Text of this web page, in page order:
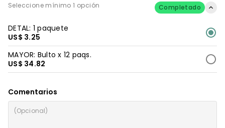
Seleccione mínimo 1 opción Completado
DETAL: 1 paquete
US$ 3.25
MAYOR: Bulto x 12 paqs.
US$ 34.82
Comentarios